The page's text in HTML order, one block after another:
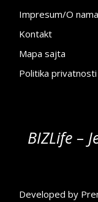
Impresum/O nama
Kontakt
Mapa sajta
Politika privatnosti
BIZLife –
Developed by